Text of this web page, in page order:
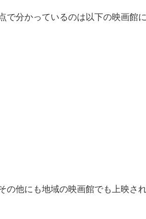
分かっているのは以下の映画館
の他にも地域の映画館でも上映さ